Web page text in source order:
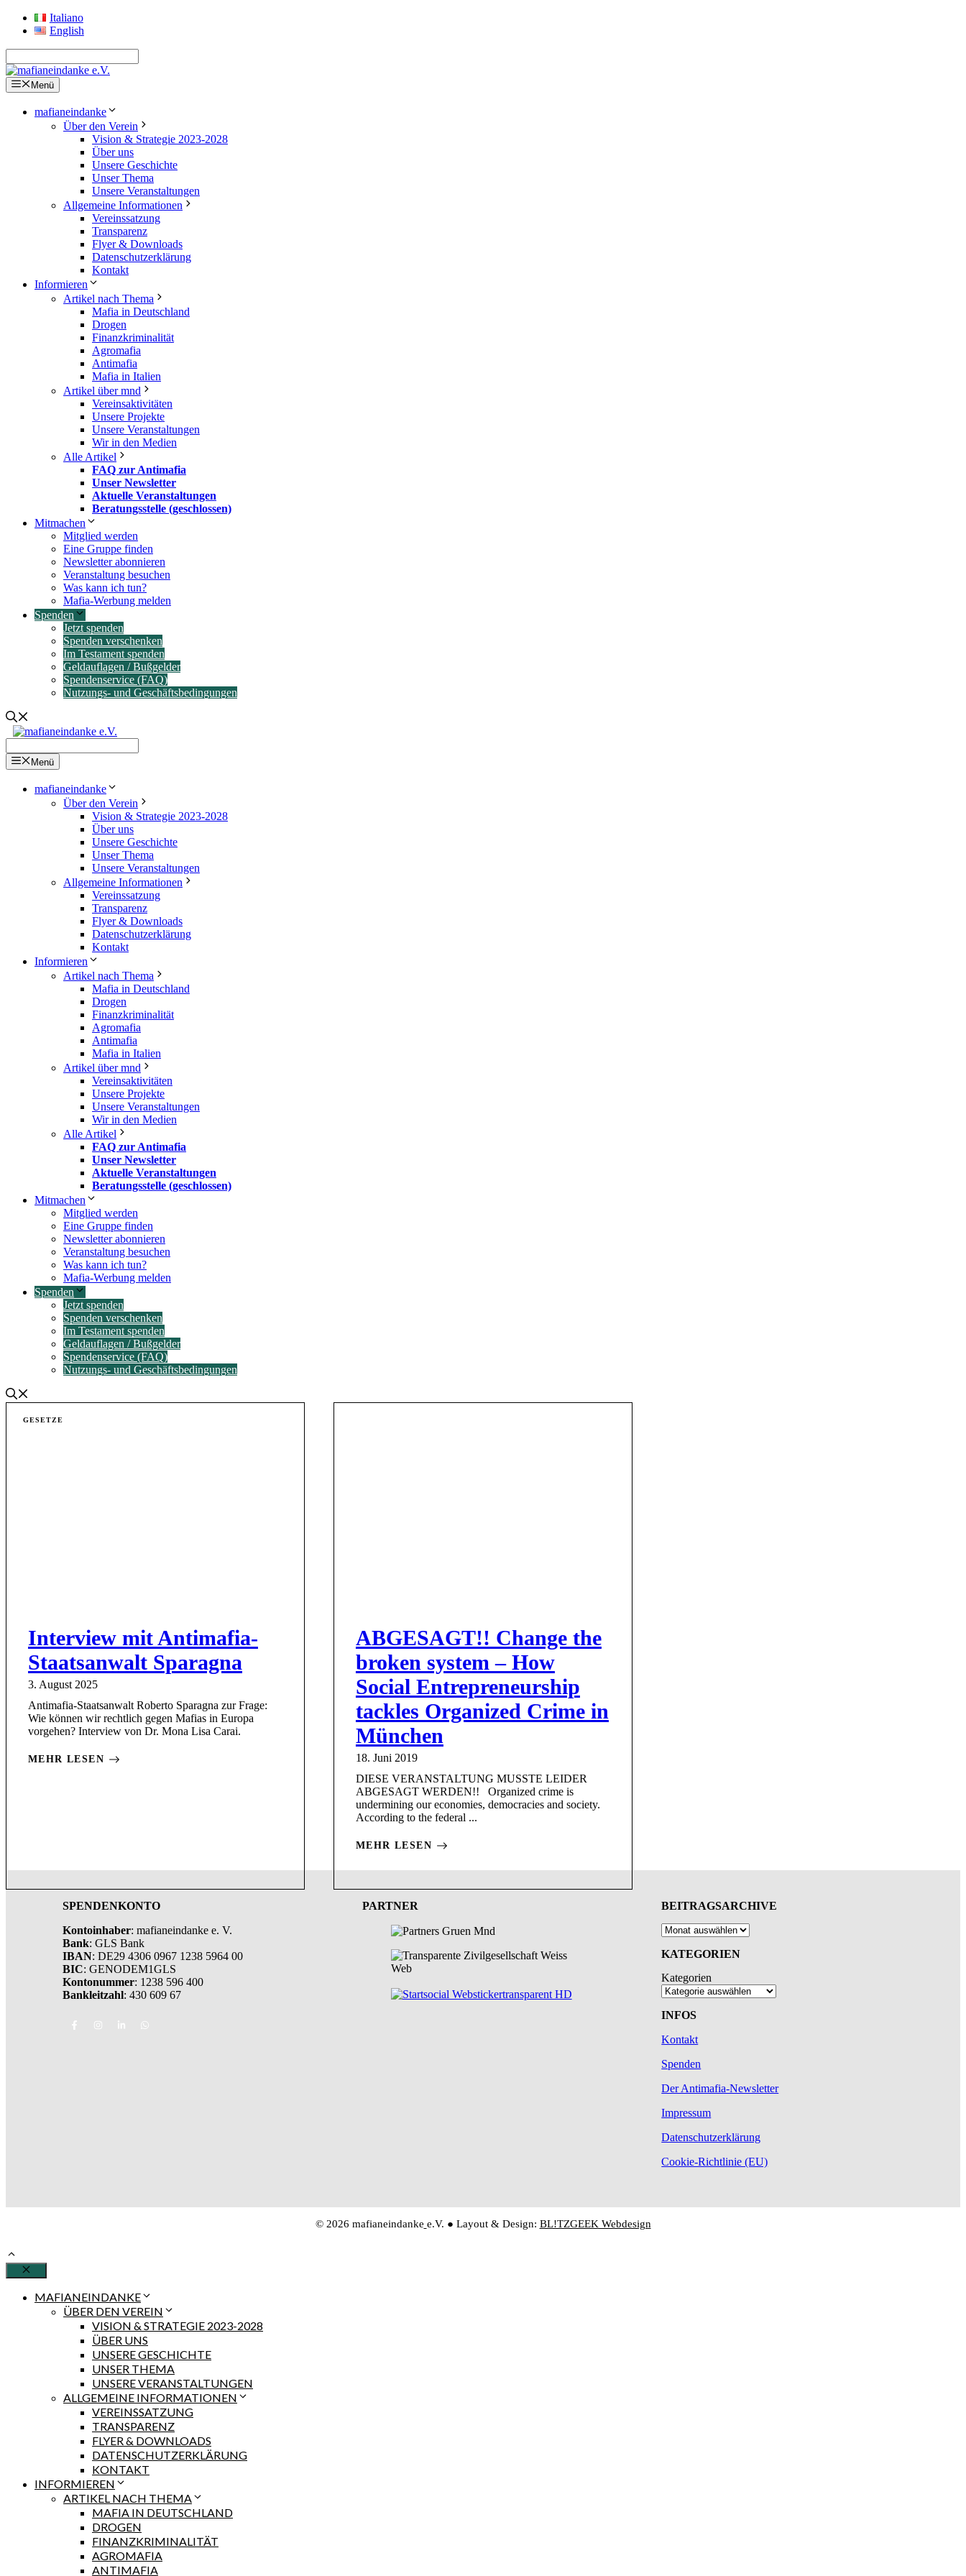
Zum
Inhalt
Italiano
English
Menü
mafianeindanke
Über den Verein
Vision & Strategie 2023-2028
Über uns
Unsere Geschichte
Unser Thema
Unsere Veranstaltungen
Allgemeine Informationen
Vereinssatzung
Transparenz
Flyer & Downloads
Datenschutzerklärung
Kontakt
Informieren
Artikel nach Thema
Mafia in Deutschland
Drogen
Finanzkriminalität
Agromafia
Antimafia
Mafia in Italien
Artikel über mnd
Vereinsaktivitäten
Unsere Projekte
Unsere Veranstaltungen
Wir in den Medien
Alle Artikel
FAQ zur Antimafia
Unser Newsletter
Aktuelle Veranstaltungen
Beratungsstelle (geschlossen)
Mitmachen
Mitglied werden
Eine Gruppe finden
Newsletter abonnieren
Veranstaltung besuchen
Was kann ich tun?
Mafia-Werbung melden
Spenden
Jetzt spenden
Spenden verschenken
Im Testament spenden
Geldauflagen / Bußgelder
Spendenservice (FAQ)
Nutzungs- und Geschäftsbedingungen
Menü
mafianeindanke
Über den Verein
Vision & Strategie 2023-2028
Über uns
Unsere Geschichte
Unser Thema
Unsere Veranstaltungen
Allgemeine Informationen
Vereinssatzung
Transparenz
Flyer & Downloads
Datenschutzerklärung
Kontakt
Informieren
Artikel nach Thema
Mafia in Deutschland
Drogen
Finanzkriminalität
Agromafia
Antimafia
Mafia in Italien
Artikel über mnd
Vereinsaktivitäten
Unsere Projekte
Unsere Veranstaltungen
Wir in den Medien
Alle Artikel
FAQ zur Antimafia
Unser Newsletter
Aktuelle Veranstaltungen
Beratungsstelle (geschlossen)
Mitmachen
Mitglied werden
Eine Gruppe finden
Newsletter abonnieren
Veranstaltung besuchen
Was kann ich tun?
Mafia-Werbung melden
Spenden
Jetzt spenden
Spenden verschenken
Im Testament spenden
Geldauflagen / Bußgelder
Spendenservice (FAQ)
Nutzungs- und Geschäftsbedingungen
GESETZE
Interview mit Antimafia-
Staatsanwalt Sparagna
3. August 2025
Antimafia-Staatsanwalt Roberto Sparagna zur Frage:
Wie können wir rechtlich gegen Mafias in Europa
vorgehen? Interview von Dr. Mona Lisa Carai.
MEHR LESEN
ABGESAGT!! Change the
broken system – How
Social Entrepreneurship
tackles Organized Crime in
München
18. Juni 2019
DIESE VERANSTALTUNG MUSSTE LEIDER
ABGESAGT WERDEN!! Organized crime is
undermining our economies, democracies and society.
According to the federal ...
MEHR LESEN
SPENDENKONTO
Kontoinhaber: mafianeindanke e. V.
Bank: GLS Bank
IBAN: DE29 4306 0967 1238 5964 00
BIC: GENODEM1GLS
Kontonummer: 1238 596 400
Bankleitzahl: 430 609 67
PARTNER
BEITRAGSARCHIVE
Archiv
KATEGORIEN
Kategorien
INFOS
Kontakt
Spenden
Der Antimafia-Newsletter
Impressum
Datenschutzerklärung
Cookie-Richtlinie (EU)
© 2026 mafianeindanke e.V. ● Layout & Design: BL!TZGEEK Webdesign
Schließen
MAFIANEINDANKE
ÜBER DEN VEREIN
VISION & STRATEGIE 2023-2028
ÜBER UNS
UNSERE GESCHICHTE
UNSER THEMA
UNSERE VERANSTALTUNGEN
ALLGEMEINE INFORMATIONEN
VEREINSSATZUNG
TRANSPARENZ
FLYER & DOWNLOADS
DATENSCHUTZERKLÄRUNG
KONTAKT
INFORMIEREN
ARTIKEL NACH THEMA
MAFIA IN DEUTSCHLAND
DROGEN
FINANZKRIMINALITÄT
AGROMAFIA
ANTIMAFIA